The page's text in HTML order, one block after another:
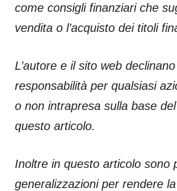
come consigli finanziari che
vendita o l’acquisto dei titoli
L’autore e il sito web
responsabilità per qualsiasi
o non intrapresa sulla base
questo articolo.
Inoltre in questo articolo sono
generalizzazioni per rendere